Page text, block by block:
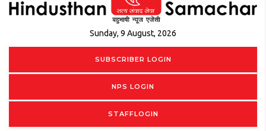
Sunday, 9 August, 2026
SUBSCRIBER LOGIN
NPS LOGIN
STAFFLOGIN